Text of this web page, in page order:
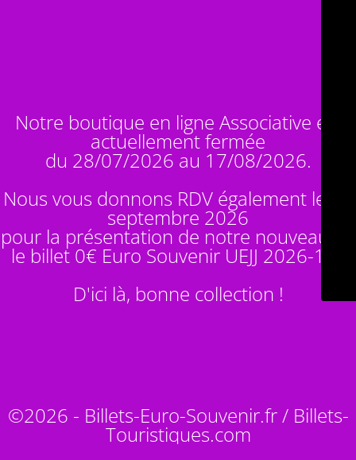
Notre boutique en ligne Associative est
actuellement fermée
du 28/07/2026 au 17/08/2026.
Nous vous donnons RDV également le 14
septembre 2026
pour la présentation de notre nouveauté :
le billet 0€ Euro Souvenir UEJJ 2026-10
D'ici là, bonne collection !
©2026 - Billets-Euro-Souvenir.fr / Billets-
Touristiques.com